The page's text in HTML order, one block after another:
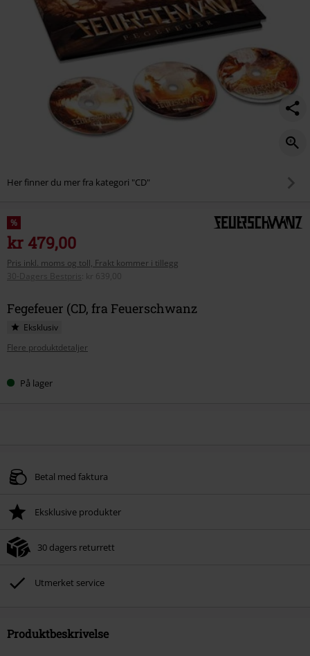
Her finner du mer fra kategori "CD"
%
kr 479,00
Pris inkl. moms og toll, Frakt kommer i tillegg
30-Dagers Bestpris
kr 639,00
Fegefeuer (CD, fra Feuerschwanz
Eksklusiv
Flere produktdetaljer
På lager
Betal med faktura
Eksklusive produkter
30 dagers returrett
Utmerket service
Produktbeskrivelse